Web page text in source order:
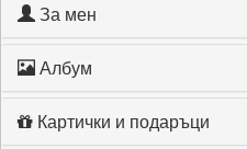
За мен
Албум
Картички и подаръци